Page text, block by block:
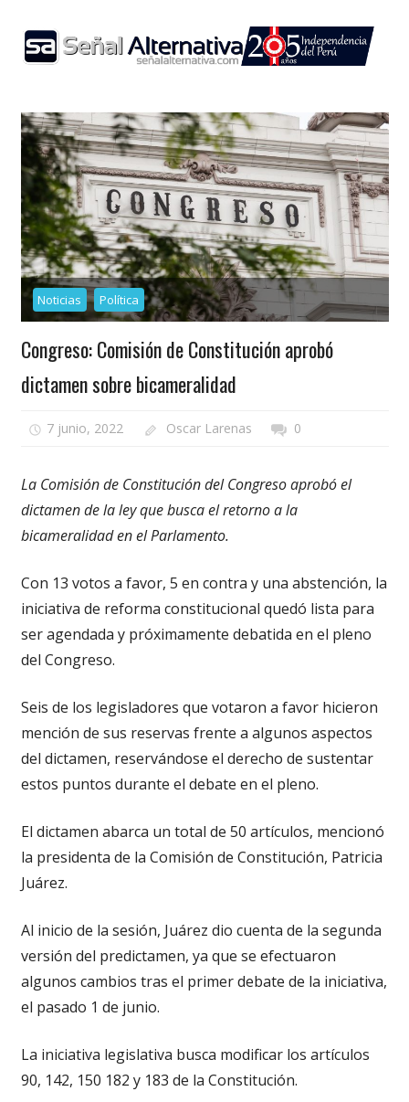
content
Noticias Política
Congreso: Comisión de Constitución aprobó
dictamen sobre bicameralidad
7 junio, 2022 Oscar Larenas 0
La Comisión de Constitución del Congreso aprobó el
dictamen de la ley que busca el retorno a la
bicameralidad en el Parlamento.
Con 13 votos a favor, 5 en contra y una abstención, la
iniciativa de reforma constitucional quedó lista para
ser agendada y próximamente debatida en el pleno
del Congreso.
Seis de los legisladores que votaron a favor hicieron
mención de sus reservas frente a algunos aspectos
del dictamen, reservándose el derecho de sustentar
estos puntos durante el debate en el pleno.
El dictamen abarca un total de 50 artículos, mencionó
la presidenta de la Comisión de Constitución, Patricia
Juárez.
Al inicio de la sesión, Juárez dio cuenta de la segunda
versión del predictamen, ya que se efectuaron
algunos cambios tras el primer debate de la iniciativa,
el pasado 1 de junio.
La iniciativa legislativa busca modificar los artículos
90, 142, 150 182 y 183 de la Constitución.